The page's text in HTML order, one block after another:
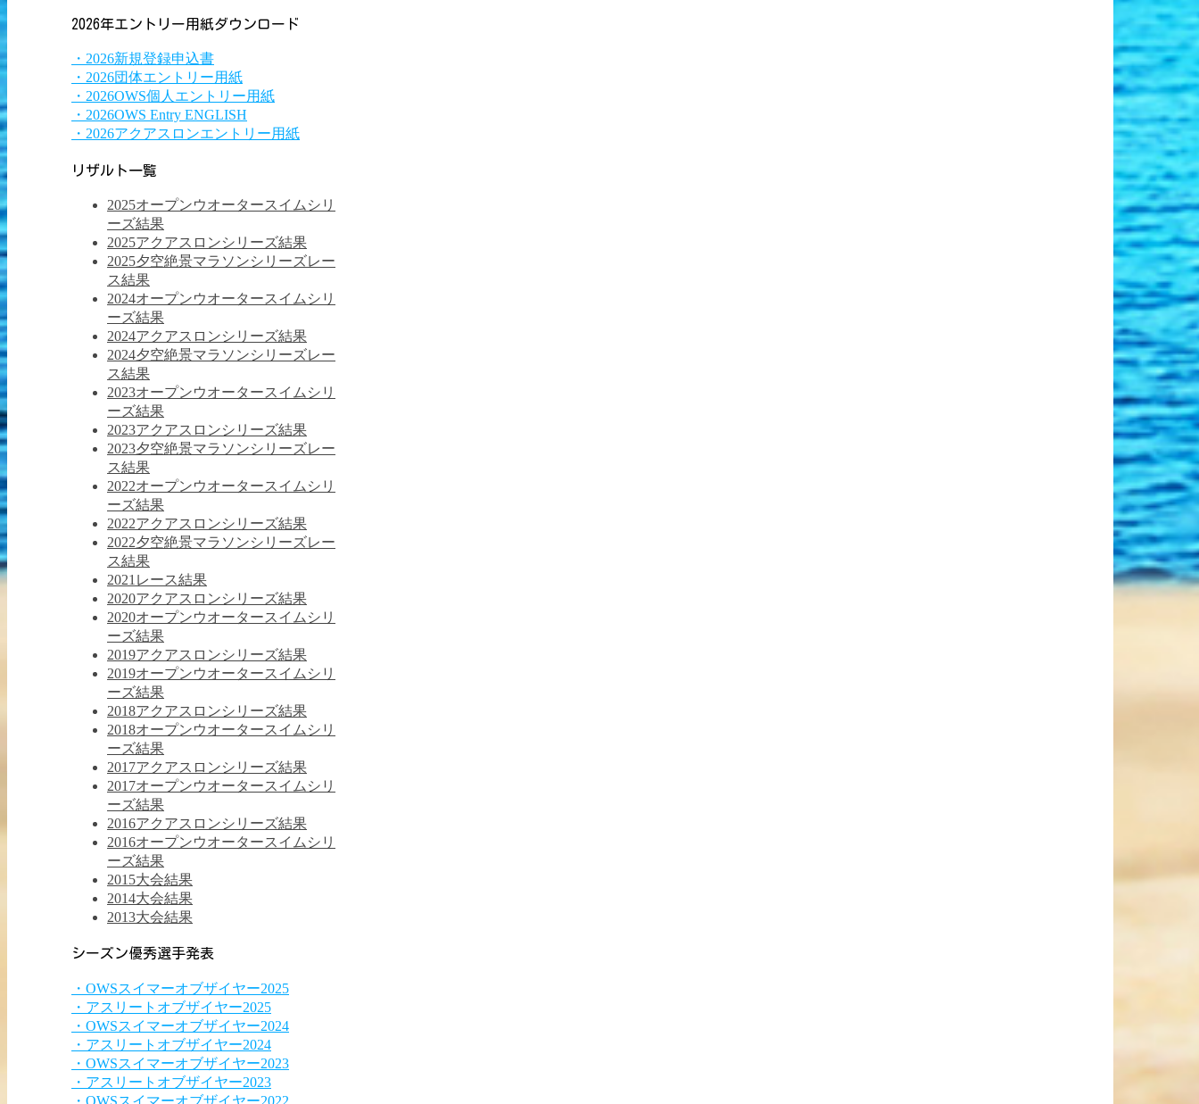
2026年エントリー用紙ダウンロード
・2026新規登録申込書
・2026団体エントリー用紙
・2026OWS個人エントリー用紙
・2026OWS Entry ENGLISH
・2026アクアスロンエントリー用紙
リザルト一覧
2025オープンウオータースイムシリ
ーズ結果
2025アクアスロンシリーズ結果
2025夕空絶景マラソンシリーズレー
ス結果
2024オープンウオータースイムシリ
ーズ結果
2024アクアスロンシリーズ結果
2024夕空絶景マラソンシリーズレー
ス結果
2023オープンウオータースイムシリ
ーズ結果
2023アクアスロンシリーズ結果
2023夕空絶景マラソンシリーズレー
ス結果
2022オープンウオータースイムシリ
ーズ結果
2022アクアスロンシリーズ結果
2022夕空絶景マラソンシリーズレー
ス結果
2021レース結果
2020アクアスロンシリーズ結果
2020オープンウオータースイムシリ
ーズ結果
2019アクアスロンシリーズ結果
2019オープンウオータースイムシリ
ーズ結果
2018アクアスロンシリーズ結果
2018オープンウオータースイムシリ
ーズ結果
2017アクアスロンシリーズ結果
2017オープンウオータースイムシリ
ーズ結果
2016アクアスロンシリーズ結果
2016オープンウオータースイムシリ
ーズ結果
2015大会結果
2014大会結果
2013大会結果
シーズン優秀選手発表
・OWSスイマーオブザイヤー2025
・アスリートオブザイヤー2025
・OWSスイマーオブザイヤー2024
・アスリートオブザイヤー2024
・OWSスイマーオブザイヤー2023
・アスリートオブザイヤー2023
・OWSスイマーオブザイヤー2022